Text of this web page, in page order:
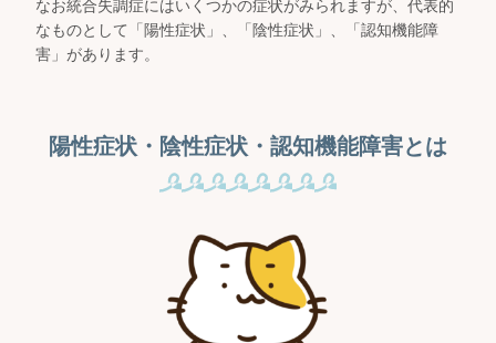
なお統合失調症にはいくつかの症状がみられますが、代表的
なものとして「陽性症状」、「陰性症状」、「認知機能障
害」があります。
陽性症状・陰性症状・認知機能障害とは